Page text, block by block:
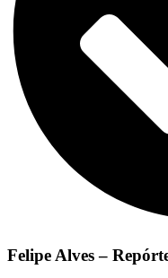
Felipe Alves –